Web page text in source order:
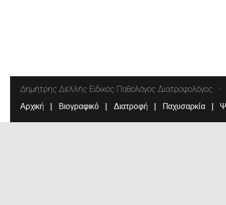
Δημήτρης Δελλής Ειδικός Παθολόγος Διατροφολόγος
Αρχική Βιογραφικό Διατροφή Παχυσαρκία